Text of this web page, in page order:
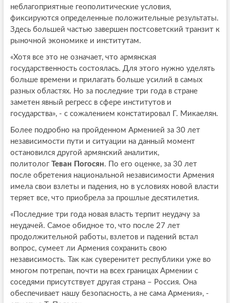
неблагоприятные геополитические условия,
фиксируются определенные положительные результаты.
Здесь большей частью завершен постсоветский транзит к
рыночной экономике и институтам.
«Хотя все это не означает, что армянская
государственность состоялась. Для этого нужно уделять
больше времени и прилагать больше усилий в самых
разных областях. Но за последние три года в стране
заметен явный регресс в сфере институтов и
государства», - с сожалением констатировал Г. Микаелян.
Более подробно на пройденном Арменией за 30 лет
независимости пути и ситуации на данный момент
остановился другой армянский аналитик,
политолог Теван Погосян. По его оценке, за 30 лет
после обретения национальной независимости Армения
имела свои взлеты и падения, но в условиях новой власти
теряет все, что приобрела за прошлые десятилетия.
«Последние три года новая власть терпит неудачу за
неудачей. Самое обидное то, что после 27 лет
продолжительной работы, взлетов и падений встал
вопрос, сумеет ли Армения сохранить свою
независимость. Так как суверенитет республики уже во
многом потрепан, почти на всех границах Армении с
соседями присутствует другая страна – Россия. Она
обеспечивает нашу безопасность, а не сама Армения», -